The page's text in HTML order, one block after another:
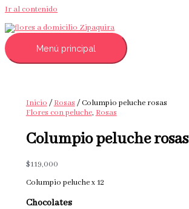
Ir al contenido
Menú principal
Inicio/Rosas/ Columpio peluche rosas
Flores con peluche,Rosas
Columpio peluche rosas
$119,000
Columpio peluche x 12
Chocolates